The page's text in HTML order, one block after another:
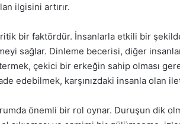
ilgisini artırır.
bir faktördür. İnsanlarla etkili bir
sağlar. Dinleme becerisi, diğer
çekici bir erkeğin sahip olması
edebilmek, karşınızdaki insanla olan
önemli bir rol oynar. Duruşun dik